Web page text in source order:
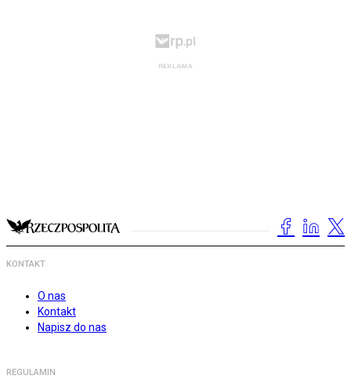
KONTAKT
O nas
Kontakt
Napisz do nas
REGULAMIN